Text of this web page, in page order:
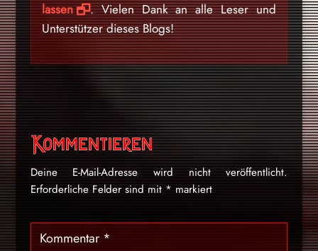
lassen
. Vielen Dank an alle Leser und
Unterstützer dieses Blogs!
Kommentieren
Deine E-Mail-Adresse wird nicht veröffentlicht.
Erforderliche Felder sind mit * markiert